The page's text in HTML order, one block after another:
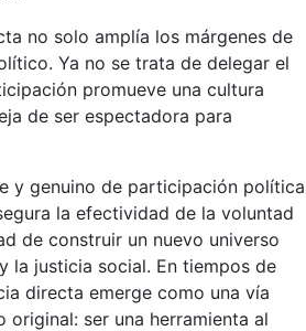
no solo amplía los márgenes de
Ya no se trata de delegar el
promueve una cultura
de ser espectadora para
y genuino de participación política
la efectividad de la voluntad
de construir un nuevo universo
la justicia social. En tiempos de
directa emerge como una vía
ser una herramienta al